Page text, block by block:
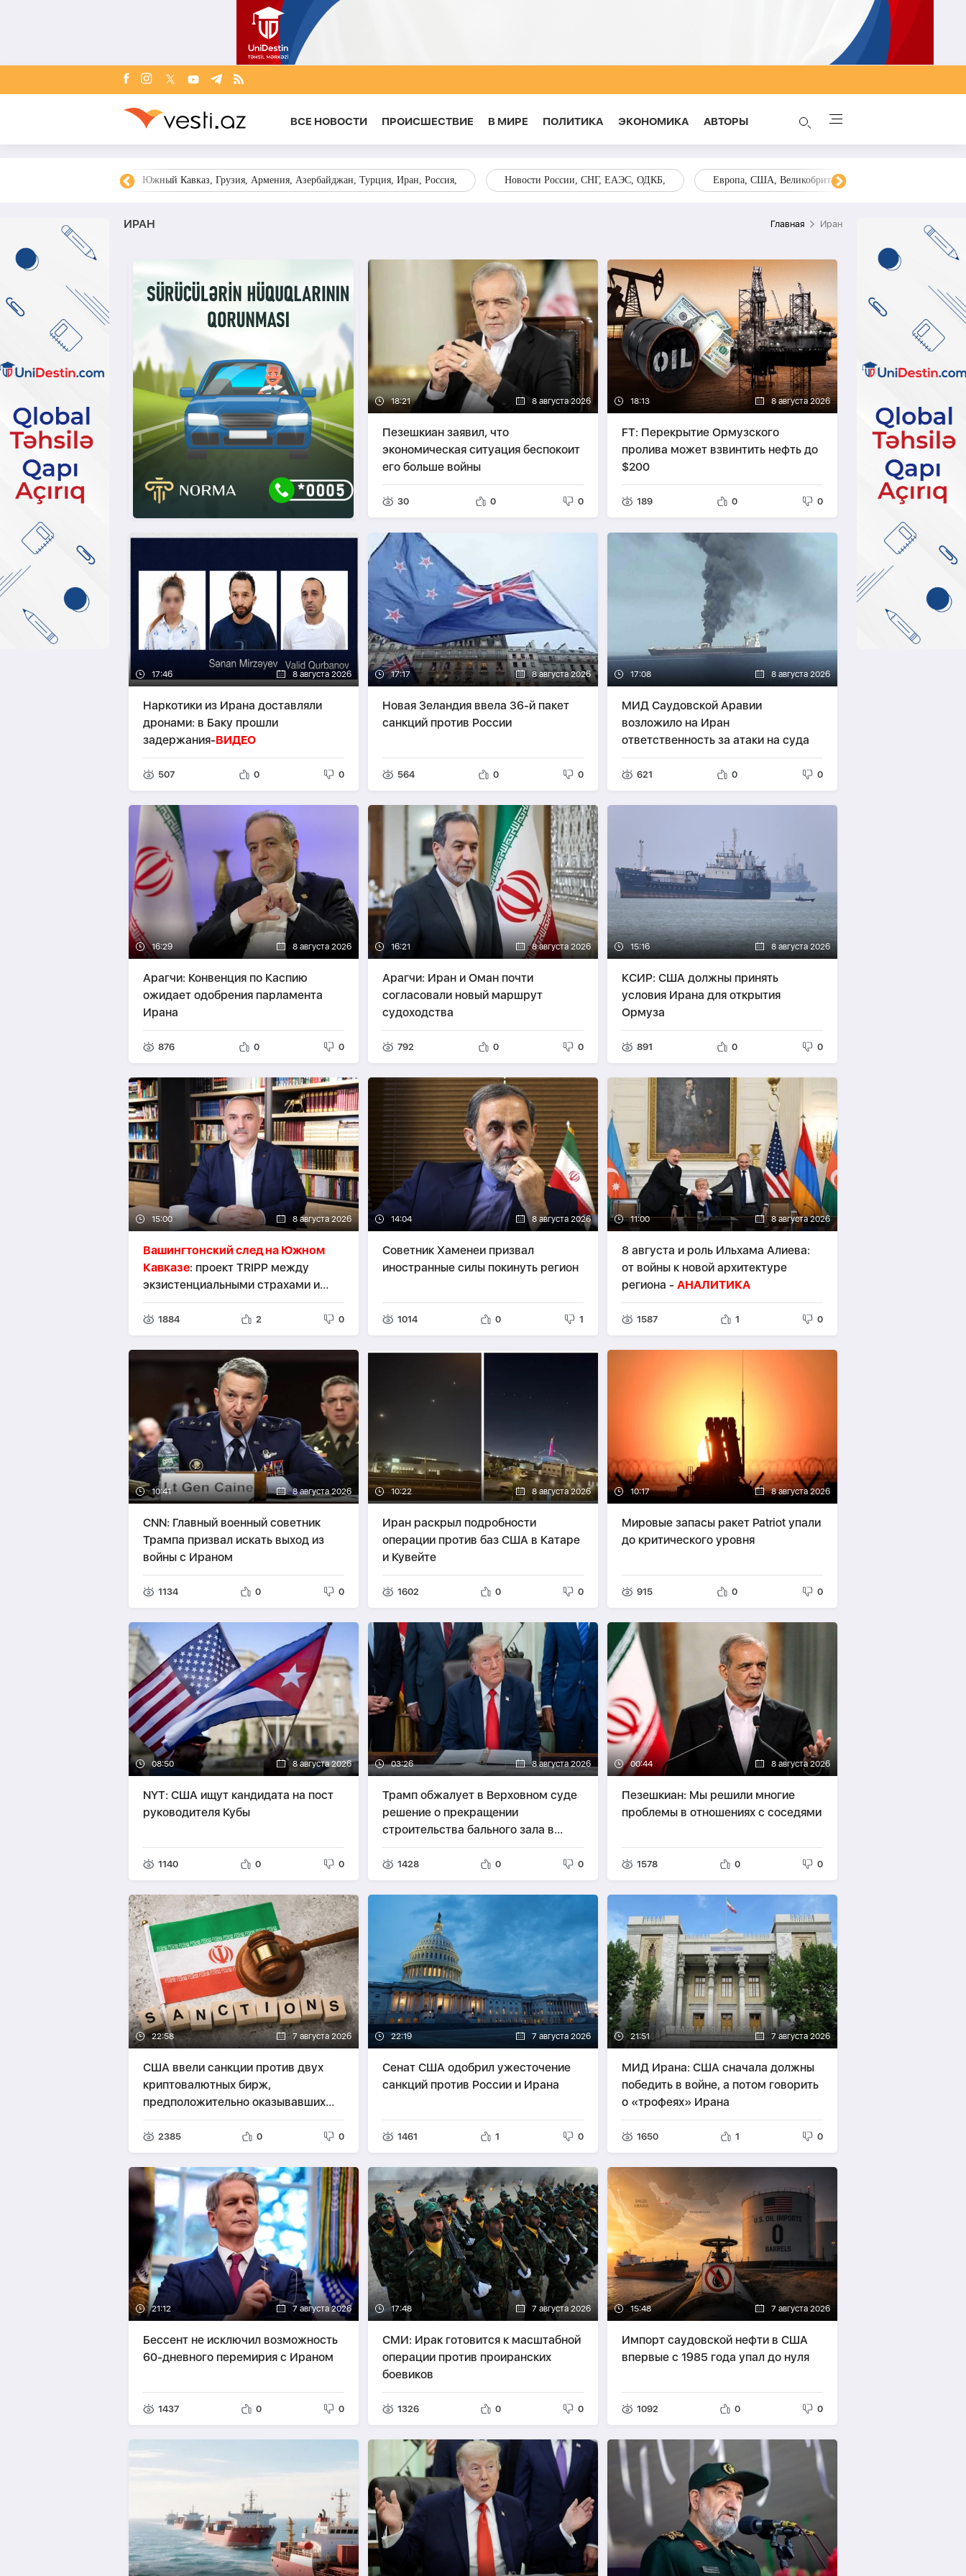
ВСЕ НОВОСТИ ПРОИСШЕСТВИЕ В МИРЕ ПОЛИТИКА ЭКОНОМИКА AВТОРЫ
Южный Кавказ, Грузия, Армения, Азербайджан, Турция, Иран, Россия, Новости России, СНГ, ЕАЭС, ОДКБ, Европа, США, Великобритания, Украина, Запад,
ИРАН Главная Иран
18:21 8 августа 2026
Пезешкиан заявил, что
экономическая ситуация беспокоит
его больше войны
30 0 0
18:13 8 августа 2026
FT: Перекрытие Ормузского
пролива может взвинтить нефть до
$200
189 0 0
17:46 8 августа 2026
Наркотики из Ирана доставляли
дронами: в Баку прошли
задержания-ВИДЕО
507 0 0
17:17 8 августа 2026
Новая Зеландия ввела 36-й пакет
санкций против России
564 0 0
17:08 8 августа 2026
МИД Саудовской Аравии
возложило на Иран
ответственность за атаки на суда
621 0 0
16:29 8 августа 2026
Арагчи: Конвенция по Каспию
ожидает одобрения парламента
Ирана
876 0 0
16:21 8 августа 2026
Арагчи: Иран и Оман почти
согласовали новый маршрут
судоходства
792 0 0
15:16 8 августа 2026
КСИР: США должны принять
условия Ирана для открытия
Ормуза
891 0 0
15:00 8 августа 2026
Вашингтонский след на Южном
Кавказе: проект TRIPР между
экзистенциальными страхами и
прагматичными интересами -АЗЕР
АЛЛАХВЕРАНОВ
1884 2 0
14:04 8 августа 2026
Советник Хаменеи призвал
иностранные силы покинуть регион
1014 0 1
11:00 8 августа 2026
8 августа и роль Ильхама Алиева:
от войны к новой архитектуре
региона - АНАЛИТИКА
1587 1 0
10:41 8 августа 2026
CNN: Главный военный советник
Трампа призвал искать выход из
войны с Ираном
1134 0 0
10:22 8 августа 2026
Иран раскрыл подробности
операции против баз США в Катаре
и Кувейте
1602 0 0
10:17 8 августа 2026
Мировые запасы ракет Patriot упали
до критического уровня
915 0 0
08:50 8 августа 2026
NYT: США ищут кандидата на пост
руководителя Кубы
1140 0 0
03:26 8 августа 2026
Трамп обжалует в Верховном суде
решение о прекращении
строительства бального зала в
Белом доме
1428 0 0
00:44 8 августа 2026
Пезешкиан: Мы решили многие
проблемы в отношениях с соседями
1578 0 0
22:58 7 августа 2026
США ввели санкции против двух
криптовалютных бирж,
предположительно оказывавших
финансовую помощь Ирану
2385 0 0
22:19 7 августа 2026
Сенат США одобрил ужесточение
санкций против России и Ирана
1461 1 0
21:51 7 августа 2026
МИД Ирана: США сначала должны
победить в войне, а потом говорить
о «трофеях» Ирана
1650 1 0
21:12 7 августа 2026
Бессент не исключил возможность
60-дневного перемирия с Ираном
1437 0 0
17:48 7 августа 2026
СМИ: Ирак готовится к масштабной
операции против проиранских
боевиков
1326 0 0
15:48 7 августа 2026
Импорт саудовской нефти в США
впервые с 1985 года упал до нуля
1092 0 0